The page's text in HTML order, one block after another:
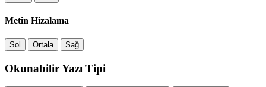
Metin Hizalama
Sol Ortala Sağ
Okunabilir Yazı Tipi